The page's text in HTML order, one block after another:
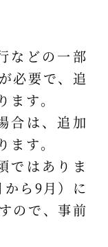
などの一部
必要で、追
す。
合は、追加
す。
ではありま
ら9月）に
ので、事前